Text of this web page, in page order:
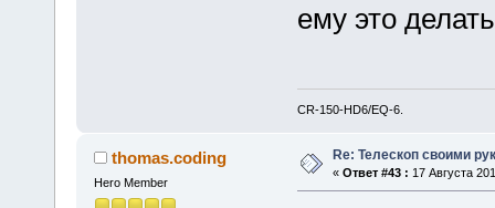
ему это
CR-150-HD6/EQ-6.
thomas.coding
Hero Member
Re: Телескоп своими
« Ответ #43 : 17 Августа